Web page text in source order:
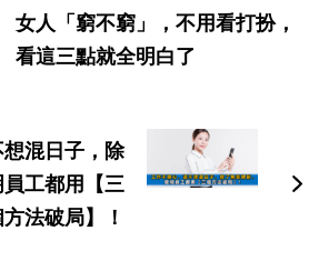
女人「窮不窮」，不用看打扮，
看這三點就全明白了
混日子，除
工都用【三
法破局】！